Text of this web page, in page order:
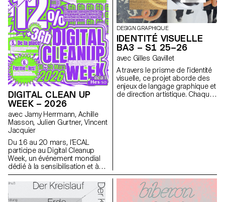
demandent une attention
particulière et une grande
rigueur dans le choix des
modèles, des lieux et des
objets. La maîtrise de la
composition, du cadrage et de
la gestion de la lumière, qu’elle
soit naturelle ou artificielle, est
essentielle pour réussir chaque
prise de vue. Tout au long du
cours, les élèves sont amenés
à affiner leur sens de
l’observation et leur capacité à
construire des images à la fois
précises et expressives.
DIGITAL CLEAN UP
WEEK – 2026
avec Jamy Herrmann, Achille
Masson, Julien Gurtner, Vincent
Jacquier
Du 16 au 20 mars, l’ECAL
participe au Digital Cleanup
Week, un événement mondial
dédié à la sensibilisation et à
l’action pour un numérique plus
responsable. Une semaine
pour réparer, recycler, nettoyer
et réfléchir !
DESIGN GRAPHIQUE
IDENTITÉ VISUELLE
BA3 – S1 25–26
avec Gilles Gavillet
A travers le prisme de l’identité
visuelle, ce projet aborde des
enjeux de langage graphique et
de direction artistique. Chaque